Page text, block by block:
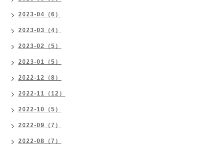
2023-04（6）
2023-03（4）
2023-02（5）
2023-01（5）
2022-12（8）
2022-11（12）
2022-10（5）
2022-09（7）
2022-08（7）